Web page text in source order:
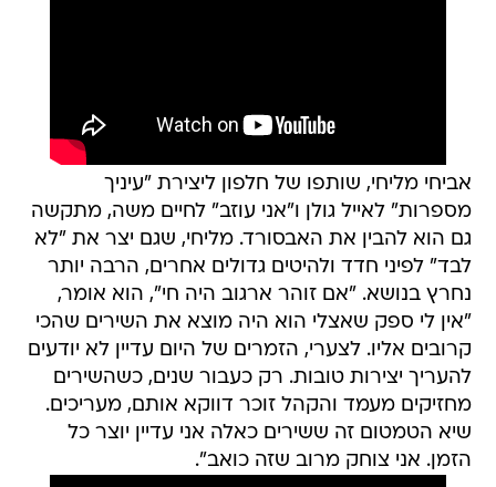
אביחי מליחי, שותפו של חלפון ליצירת "עיניך
מספרות" לאייל גולן ו"אני עוזב" לחיים משה, מתקשה
גם הוא להבין את האבסורד. מליחי, שגם יצר את "לא
לבד" לפיני חדד ולהיטים גדולים אחרים, הרבה יותר
נחרץ בנושא. "אם זוהר ארגוב היה חי", הוא אומר,
"אין לי ספק שאצלי הוא היה מוצא את השירים שהכי
קרובים אליו. לצערי, הזמרים של היום עדיין לא יודעים
להעריך יצירות טובות. רק כעבור שנים, כשהשירים
מחזיקים מעמד והקהל זוכר דווקא אותם, מעריכים.
שיא הטמטום זה ששירים כאלה אני עדיין יוצר כל
הזמן. אני צוחק מרוב שזה כואב".